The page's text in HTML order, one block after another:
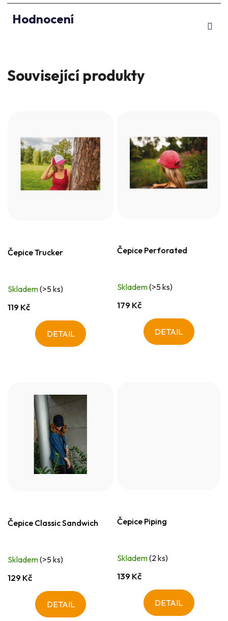
Hodnocení
Související produkty
Čepice Trucker
Skladem(>5 ks)
119 Kč
DETAIL
Čepice Perforated
Skladem(>5 ks)
179 Kč
DETAIL
Čepice Classic Sandwich
Skladem(>5 ks)
129 Kč
DETAIL
Čepice Piping
Skladem(2 ks)
139 Kč
DETAIL